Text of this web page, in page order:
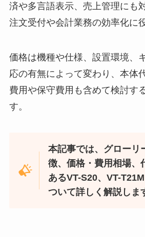
済や多言語表示、売上管理にも
注文受付や会計業務の効率化に
価格は機種や仕様、設置環境、
応の有無によって変わり、本体
費用や保守費用も含めて検討す
す。
本記事では、グローリ
徴、価格・費用相場、
あるVT-S20、VT-
ついて詳しく解説しま